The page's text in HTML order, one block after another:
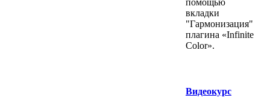
помощью
вкладки
"Гармонизация"
плагина «Infinite
Color».
Видеокурс